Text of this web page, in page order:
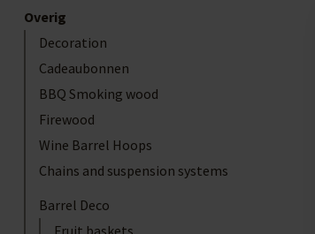
Overig
Decoration
Cadeaubonnen
BBQ Smoking wood
Firewood
Wine Barrel Hoops
Chains and suspension systems
Barrel Deco
Fruit baskets